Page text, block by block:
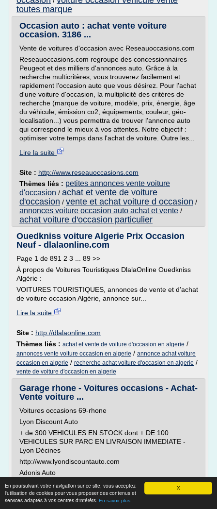
X
En poursuivant votre navigation sur ce site, vous acceptez
l'utilisation de cookies pour vous proposer des contenus et
services adaptés à vos centres d'intérêts. En savoir plus
toutes marque
Occasion auto : achat vente voiture
occasion. 3186 ...
Vente de voitures d'occasion avec Reseauoccasions.com
Reseauoccasions.com regroupe des concessionnaires
Peugeot et des milliers d'annonces auto. Grâce à la
recherche multicritères, vous trouverez facilement et
rapidement l'occasion auto que vous désirez. Pour l'achat
d'une voiture d'occasion, la multiplicité des critères de
recherche (marque de voiture, modèle, prix, énergie, âge
du véhicule, émission co2, équipements, couleur, géo-
localisation...) vous permettra de trouver l'annonce auto
qui correspond le mieux à vos attentes. Notre objectif :
optimiser votre temps dans l'achat de voiture. Outre les...
Lire la suite
Site : http://www.reseauoccasions.com
Thèmes liés : petites annonces vente voiture
d'occasion / achat et vente de voiture
d'occasion / vente et achat voiture d occasion /
annonces voiture occasion auto achat et vente /
achat voiture d'occasion particulier
Ouedkniss voiture Algerie Prix Occasion
Neuf - dlalaonline.com
Page 1 de 891 2 3 ... 89 >>
À propos de Voitures Touristiques DlalaOnline Ouedkniss
Algérie :
VOITURES TOURISTIQUES, annonces de vente et d'achat
de voiture occasion Algérie, annonce sur...
Lire la suite
Site : http://dlalaonline.com
Thèmes liés : achat et vente de voiture d'occasion en algerie /
annonces vente voiture occasion en algerie / annonce achat voiture
occasion en algerie / recherche achat voiture d'occasion en algerie /
vente de voiture d'occasion en algerie
Garage rhone - Voitures occasions - Achat-
Vente voiture ...
Voitures occasions 69-rhone
Lyon Discount Auto
+ de 300 VEHICULES EN STOCK dont + DE 100
VEHICULES SUR PARC EN LIVRAISON IMMEDIATE -
Lyon Décines
http://www.lyondiscountauto.com
Adonis Auto
Nous disposons d'un parc automobile d'environ 40...
Lire la suite